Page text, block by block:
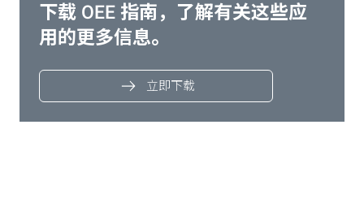
下载 OEE 指南，了解有关这些应
用的更多信息。
立即下载